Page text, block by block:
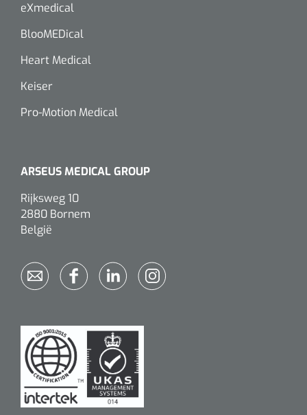
eXmedical
BlooMEDical
Heart Medical
Keiser
Pro-Motion Medical
ARSEUS MEDICAL GROUP
Rijksweg 10
2880 Bornem
België